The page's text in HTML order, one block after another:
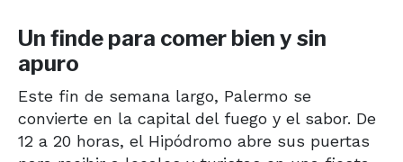
Un finde para comer bien y sin
apuro
Este fin de semana largo, Palermo se
convierte en la capital del fuego y el sabor. De
12 a 20 horas, el Hipódromo abre sus puertas